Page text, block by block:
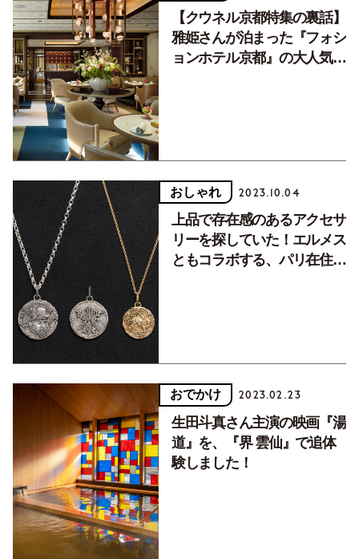
【クウネル京都特集の裏話】
雅姫さんが泊まった『フォシ
ョンホテル京都』の大人気ア
おしゃれ 2023.10.04
上品で存在感のあるアクセサ
リーを探していた！エルメス
ともコラボする、パリ在住・
おでかけ 2023.02.23
生田斗真さん主演の映画『湯
道』を、『界 雲仙』で追体
験しました！